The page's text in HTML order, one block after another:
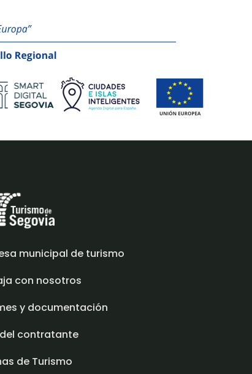
municipal de turismo
con nosotros
y documentación
contratante
de Turismo